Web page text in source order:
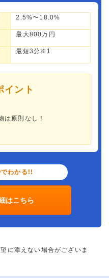
2.5%〜18.0%
最大800万円
最短3分※1
イント
は原則なし！
わかる!!
はこちら
に添えない場合がございま